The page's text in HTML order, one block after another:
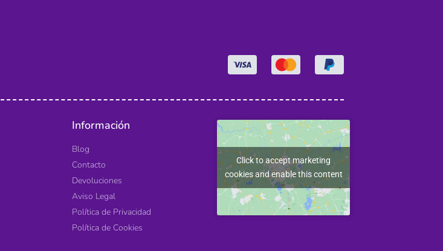
Información
Blog
Contacto
Devoluciones
Aviso Legal
Política de Privacidad
Política de Cookies
Click to accept marketing
cookies and enable this content